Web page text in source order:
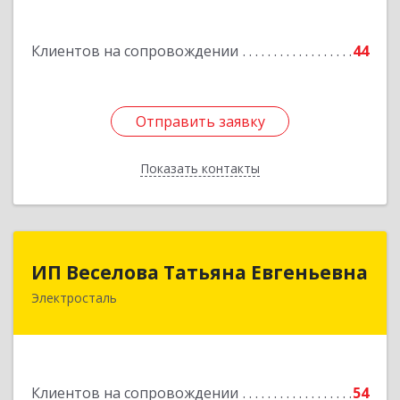
Клиентов на сопровождении 44
Отправить заявку
Показать контакты
Подробнее
Отправить заявку
Назад
ИП Веселова Татьяна Евгеньевна
Электросталь
Клиентов на сопровождении
54
144000, Московская обл, Электросталь г,